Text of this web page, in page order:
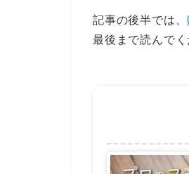
記事の後半では、
最後まで読んでく